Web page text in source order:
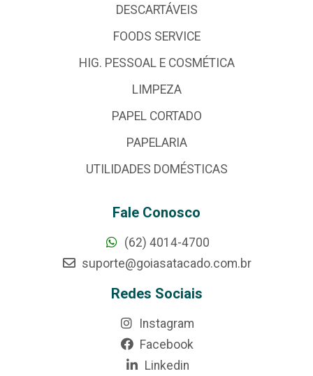
DESCARTÁVEIS
FOODS SERVICE
HIG. PESSOAL E COSMÉTICA
LIMPEZA
PAPEL CORTADO
PAPELARIA
UTILIDADES DOMÉSTICAS
Fale Conosco
(62) 4014-4700
suporte@goiasatacado.com.br
Redes Sociais
Instagram
Facebook
Linkedin